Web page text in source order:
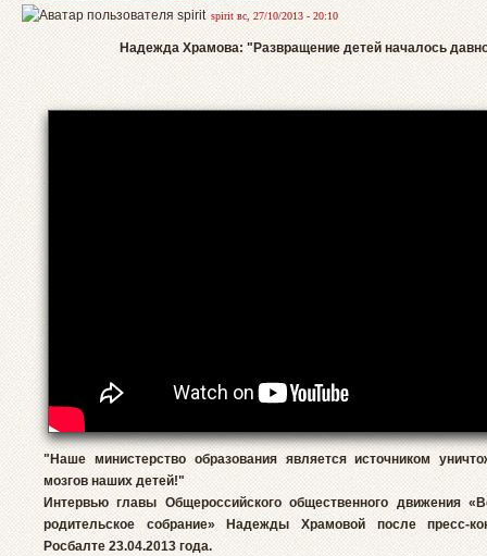
spirit вс, 27/10/2013 - 20:10
Надежда Храмова: "Развращение детей началось
"Наше министерство образования является источником
мозгов наших детей!"
Интервью главы Общероссийского общественного движения
родительское собрание» Надежды Храмовой после пресс-
Росбалте 23.04.2013 года.